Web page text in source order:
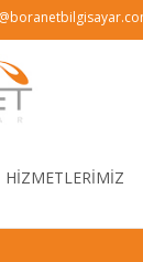
HİZMETLERİMİZ